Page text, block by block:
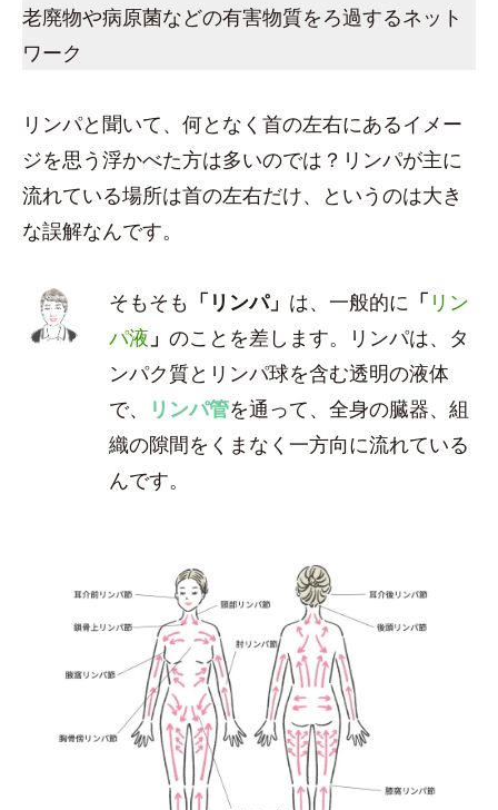
老廃物や病原菌などの有害物質をろ過するネット
ワーク
リンパと聞いて、何となく首の左右にあるイメー
ジを思う浮かべた方は多いのでは？リンパが主に
流れている場所は首の左右だけ、というのは大き
な誤解なんです。
そもそも 「リンパ」 は、一般的に 「 リン
パ液 」のことを差します。リンパは、タ
ンパク質とリンパ球を含む透明の液体
で、
リンパ管を通って、全身の臓器、組
織の隙間をくまなく一方向に流れている
んです。